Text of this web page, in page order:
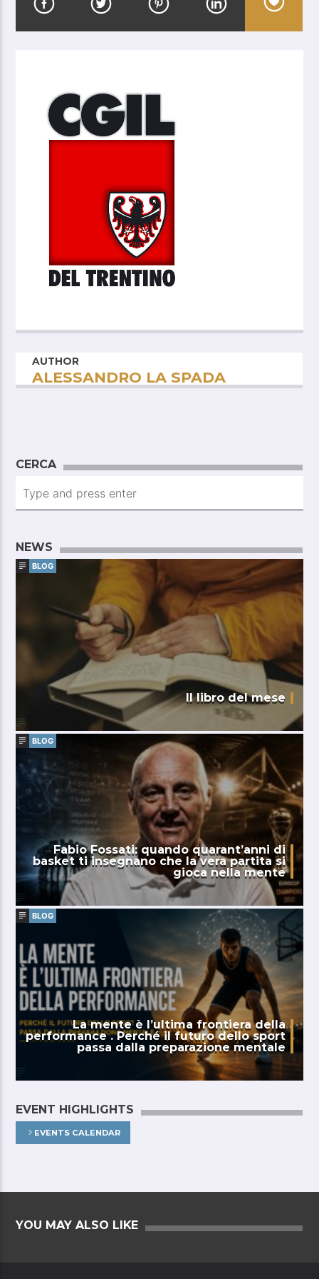
AUTHOR
ALESSANDRO LA SPADA
CERCA
NEWS
BLOG
Il libro del mese
BLOG
Fabio Fossati: quando quarant’anni di
basket ti insegnano che la vera partita si
gioca nella mente
BLOG
La mente è l’ultima frontiera della
performance . Perché il futuro dello sport
passa dalla preparazione mentale
EVENT HIGHLIGHTS
EVENTS CALENDAR
YOU MAY ALSO LIKE